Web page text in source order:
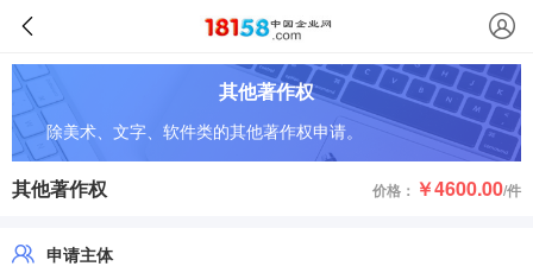
其他著作权
除美术、文字、软件类的其他著作权申请。
其他著作权 价格： ￥4600.00/件
申请主体